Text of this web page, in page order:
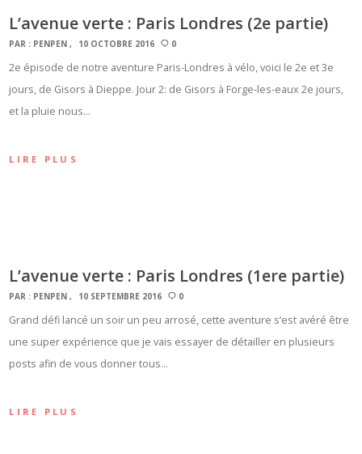
L’avenue verte : Paris Londres (2e partie)
PAR : PENPEN 10 OCTOBRE 2016 0
2e épisode de notre aventure Paris-Londres à vélo, voici le 2e et 3e
jours, de Gisors à Dieppe. Jour 2: de Gisors à Forge-les-eaux 2e jours,
et la pluie nous…
LIRE PLUS
L’avenue verte : Paris Londres (1ere partie)
PAR : PENPEN 10 SEPTEMBRE 2016 0
Grand défi lancé un soir un peu arrosé, cette aventure s’est avéré être
une super expérience que je vais essayer de détailler en plusieurs
posts afin de vous donner tous…
LIRE PLUS